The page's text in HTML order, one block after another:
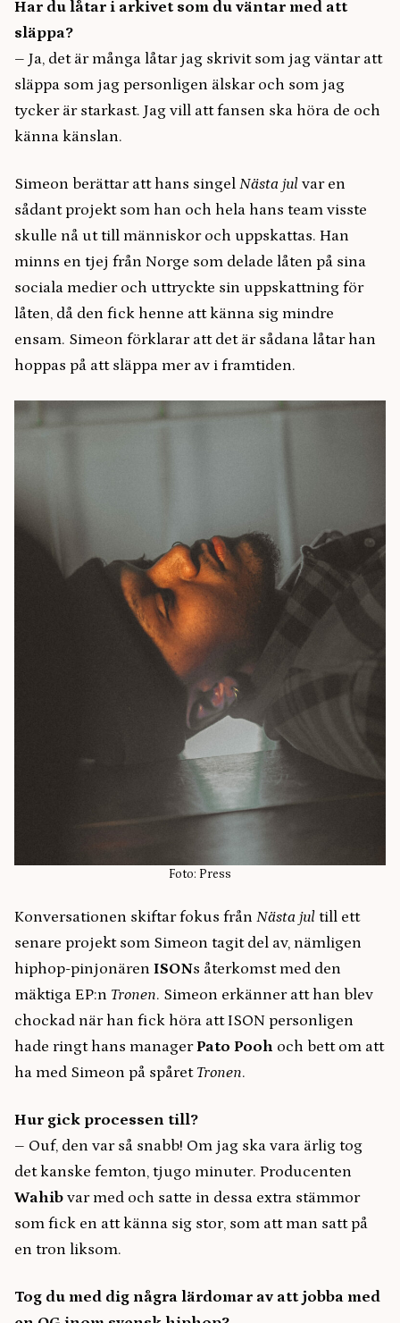
Har du låtar i arkivet som du väntar med att
släppa?
– Ja, det är många låtar jag skrivit som jag väntar att
släppa som jag personligen älskar och som jag
tycker är starkast. Jag vill att fansen ska höra de och
känna känslan.
Simeon berättar att hans singel Nästa jul var en
sådant projekt som han och hela hans team visste
skulle nå ut till människor och uppskattas. Han
minns en tjej från Norge som delade låten på sina
sociala medier och uttryckte sin uppskattning för
låten, då den fick henne att känna sig mindre
ensam. Simeon förklarar att det är sådana låtar han
hoppas på att släppa mer av i framtiden.
Foto: Press
Konversationen skiftar fokus från Nästa jul till ett
senare projekt som Simeon tagit del av, nämligen
hiphop-pinjonären ISONs återkomst med den
mäktiga EP:n Tronen. Simeon erkänner att han blev
chockad när han fick höra att ISON personligen
hade ringt hans managerPato Pooh och bett om att
ha med Simeon på spåret Tronen.
Hur gick processen till?
– Ouf, den var så snabb! Om jag ska vara ärlig tog
det kanske femton, tjugo minuter. Producenten
Wahib var med och satte in dessa extra stämmor
som fick en att känna sig stor, som att man satt på
en tron liksom.
Tog du med dig några lärdomar av att jobba med